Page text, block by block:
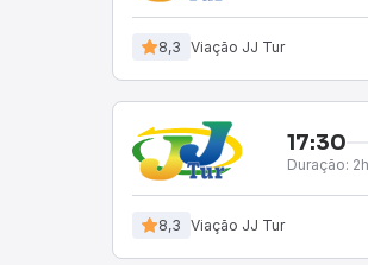
8,3 Viação JJ Tur
17:30
Duração:
8,3 Viação JJ Tur